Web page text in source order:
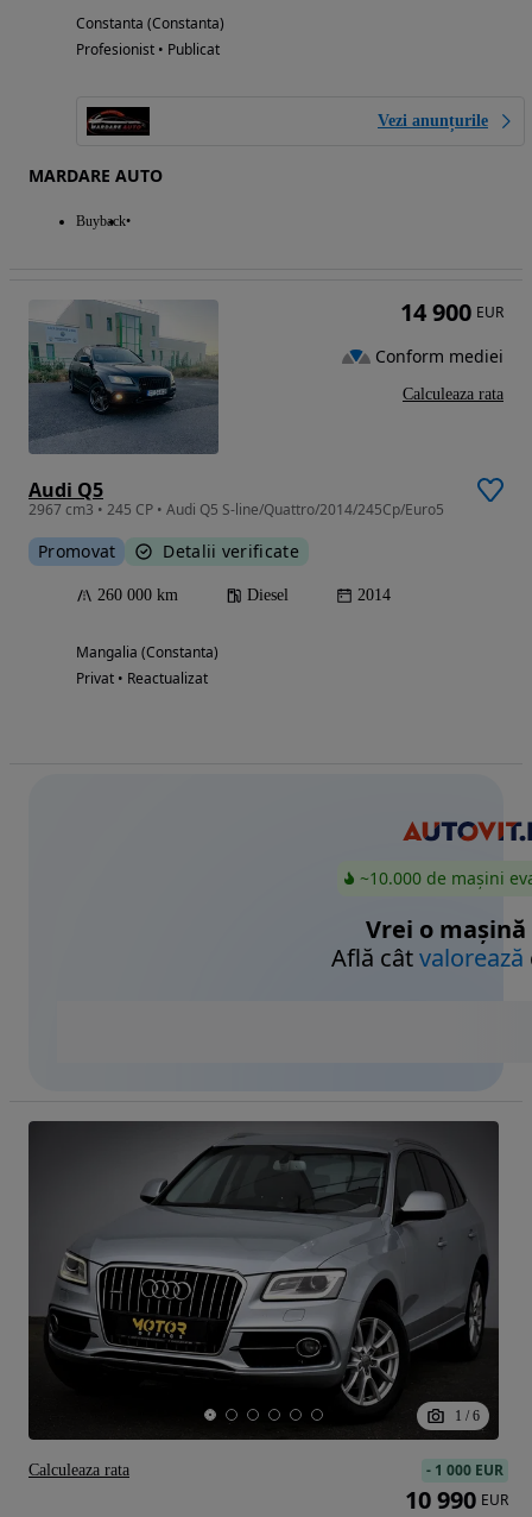
Constanta (Constanta)
Profesionist • Publicat
Vezi anunțurile
MARDARE AUTO
Buyback
Audi Q5
2967 cm3 • 245 CP • Audi Q5 S-line/Quattro/2014/245Cp/Euro5
Promovat Detalii verificate
260 000 km Diesel 2014
Mangalia (Constanta)
Privat • Reactualizat
14 900 EUR
Conform mediei
Calculeaza rata
~10.000 de mașini
Vrei o mașină
Află câtvalorează
1 / 6
- 1 000 EUR
10 990 EUR
Calculeaza rata